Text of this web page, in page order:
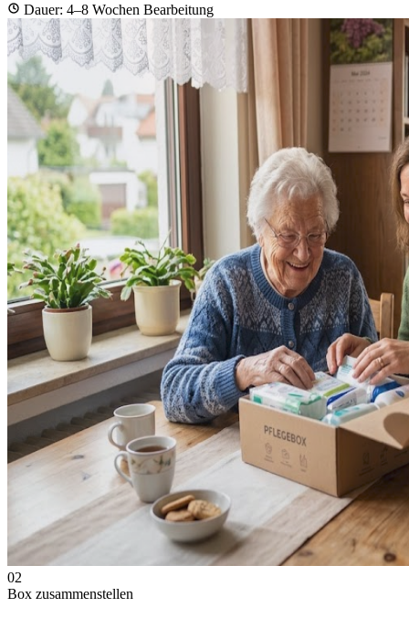
Dauer: 4–8 Wochen Bearbeitung
02
Box zusammenstellen